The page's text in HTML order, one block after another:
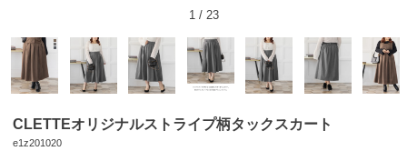
1/ 23
CLETTEオリジナルストライプ柄タックスカート
e1z201020